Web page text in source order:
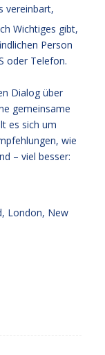
vereinbart,
Wichtiges gibt,
Person
oder Telefon.
Dialog über
gemeinsame
es sich um
wie
– viel besser:
London, New